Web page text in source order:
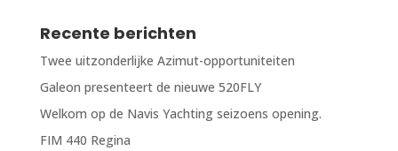
Recente berichten
Twee uitzonderlijke Azimut-opportuniteiten
Galeon presenteert de nieuwe 520FLY
Welkom op de Navis Yachting seizoens opening.
FIM 440 Regina